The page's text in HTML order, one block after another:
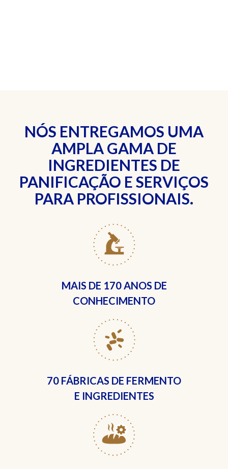
NÓS ENTREGAMOS UMA
AMPLA GAMA DE
INGREDIENTES DE
PANIFICAÇÃO E SERVIÇOS
PARA PROFISSIONAIS.
MAIS DE 170 ANOS DE
CONHECIMENTO
70 FÁBRICAS DE FERMENTO
E INGREDIENTES